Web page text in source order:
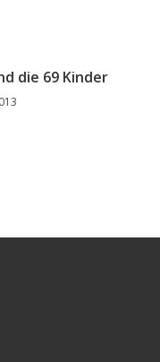
die 69 Kinder